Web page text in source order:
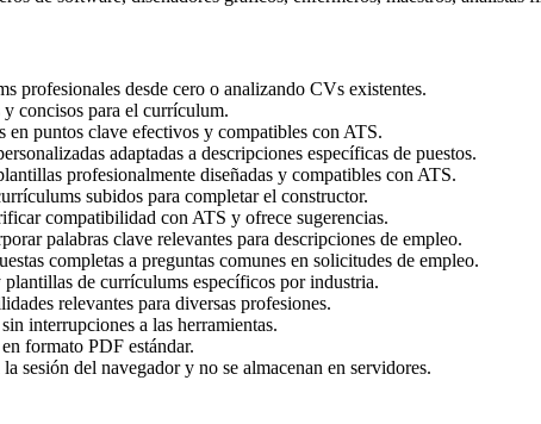
profesionales desde cero o analizando CVs existentes.
y concisos para el currículum.
en puntos clave efectivos y compatibles con ATS.
adaptadas a descripciones específicas de puestos.
profesionalmente diseñadas y compatibles con ATS.
subidos para completar el constructor.
compatibilidad con ATS y ofrece sugerencias.
palabras clave relevantes para descripciones de empleo.
completas a preguntas comunes en solicitudes de empleo.
de currículums específicos por industria.
relevantes para diversas profesiones.
interrupciones a las herramientas.
formato PDF estándar.
sesión del navegador y no se almacenan en servidores.